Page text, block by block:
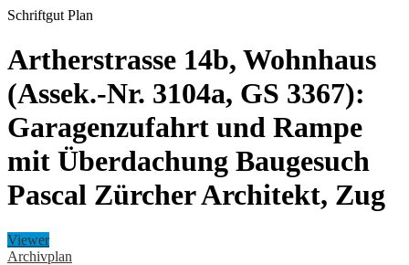
Schriftgut Plan
Artherstrasse 14b, Wohnhaus
(Assek.-Nr. 3104a, GS 3367):
Garagenzufahrt und Rampe
mit Überdachung Baugesuch
Pascal Zürcher Architekt, Zug
Viewer
Archivplan